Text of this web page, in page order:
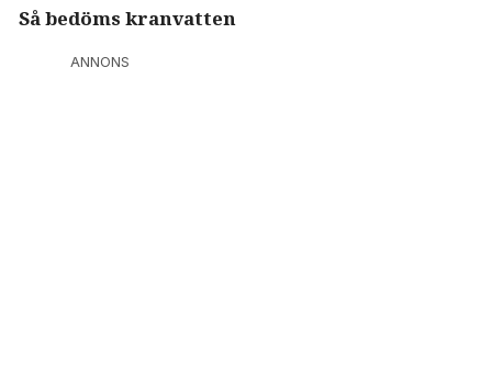
Så bedöms kranvatten
ANNONS